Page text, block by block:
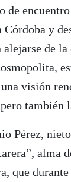
de
y
de la
visión
también
Pérez,
alma
que